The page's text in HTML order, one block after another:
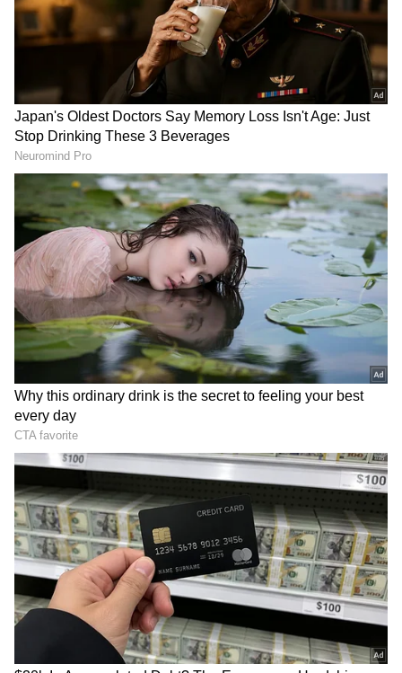
தமிழ்நாட்டில் கடந்த சில வாரங்களாக
வெயிலின் தாக்கம் கடுமையாக
அதிகரித்துள்ளது. குறிப்பாக மதியம்
நேரங்களில் பல மாவட்டங்களில் 100 டிகிரி
பாரன்ஹீட்டை தாண்டி வெப்பநிலை
பதிவாகி வருகிறது. மேலும், சில
பகுதிகளில் வெப்ப அலை வீசும் அபாயம்
இருப்பதாக வானிலை ஆய்வு மையமும்
எச்சரிக்கை விடுத்துள்ளது. இதனால்
பொதுமக்கள் மட்டுமின்றி, பள்ளி
மாணவர்களும் பாதிக்கப்படக்கூடும் என்ற
அச்சம் உருவாகியுள்ளது.
ஏசியாநெட் தமிழ்-ஐ உங்கள் முதன்மைத்